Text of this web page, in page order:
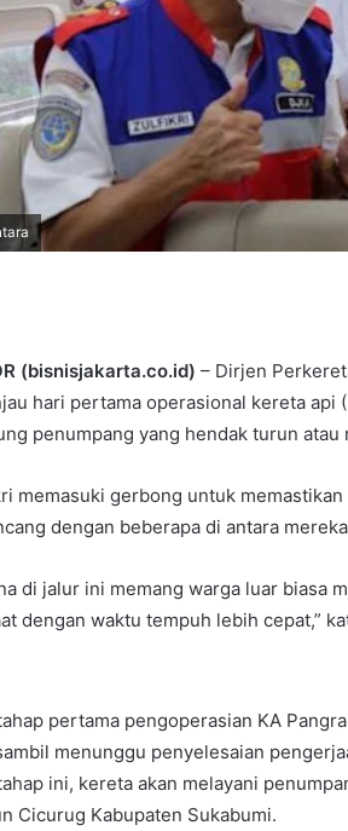
(bisnisjakarta.co.id) – Dirjen
hari pertama operasional kereta api
penumpang yang hendak turun atau
memasuki gerbong untuk
dengan beberapa di antara
di jalur ini memang warga luar biasa
dengan waktu tempuh lebih cepat,”
pertama pengoperasian KA
menunggu penyelesaian
ini, kereta akan melayani
Cicurug Kabupaten Sukabumi.